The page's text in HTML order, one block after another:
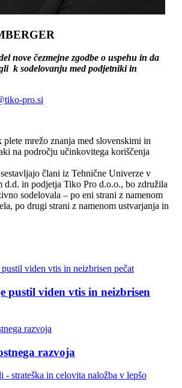
nove čezmejne zgodbe o uspehu in da
k sodelovanju med podjetniki in
pro.si
mrežo znanja med slovenskimi in
na področju učinkovitega koriščenja
člani iz Tehnične Univerze v
d.d. in podjetja Tiko Pro d.o.o., bo združila
sodelovala – po eni strani z namenom
po drugi strani z namenom ustvarjanja in
pustil viden vtis in neizbrisen
razvoja